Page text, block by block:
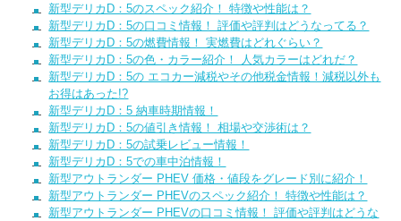
新型デリカD：5のスペック紹介！ 特徴や性能は？
新型デリカD：5の口コミ情報！ 評価や評判はどうなってる？
新型デリカD：5の燃費情報！ 実燃費はどれぐらい？
新型デリカD：5の色・カラー紹介！ 人気カラーはどれだ？
新型デリカD：5の エコカー減税やその他税金情報！減税以外も
お得はあった!?
新型デリカD：5 納車時期情報！
新型デリカD：5の値引き情報！ 相場や交渉術は？
新型デリカD：5の試乗レビュー情報！
新型デリカD：5での車中泊情報！
新型アウトランダー PHEV 価格・値段をグレード別に紹介！
新型アウトランダー PHEVのスペック紹介！ 特徴や性能は？
新型アウトランダー PHEVの口コミ情報！ 評価や評判はどうな